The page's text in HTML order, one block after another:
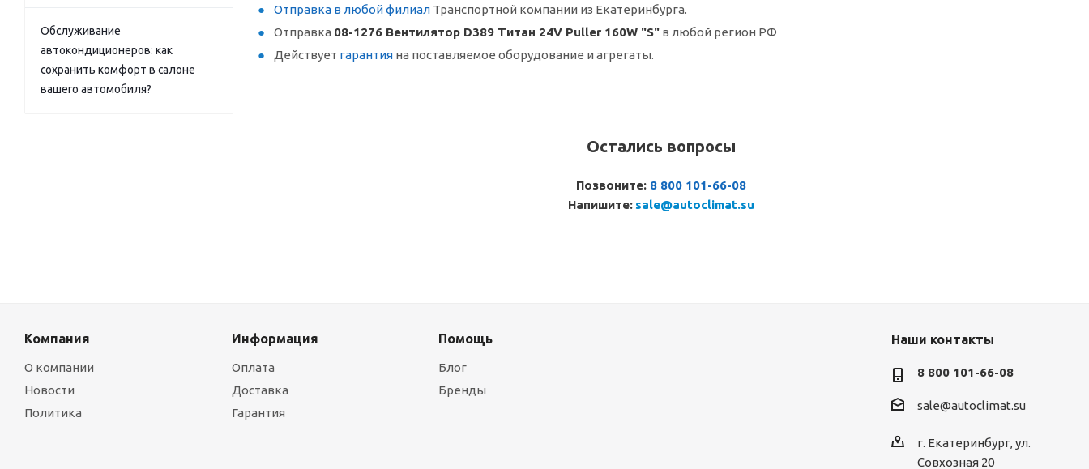
Отправка в любой филиал Транспортной компании из Екатеринбурга.
Отправка 08-1276 Вентилятор D389 Титан 24V Puller 160W "S" в любой регион РФ
Действует гарантия на поставляемое оборудование и агрегаты.
Остались вопросы
Позвоните: 8 800 101-66-08
Напишите: sale@autoclimat.su
Обслуживание
автокондиционеров: как
сохранить комфорт в салоне
вашего автомобиля?
Компания
О компании
Новости
Политика
Информация
Оплата
Доставка
Гарантия
Помощь
Блог
Бренды
Наши контакты
8 800 101-66-08
sale@autoclimat.su
г. Екатеринбург, ул.
Совхозная 20